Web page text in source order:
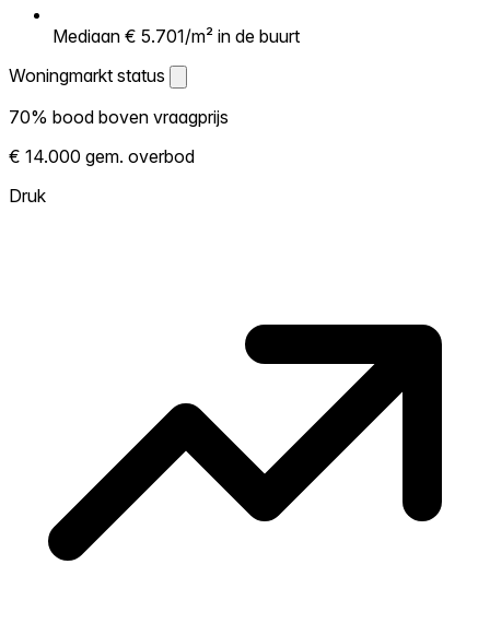
Mediaan € 5.701/m² in de buurt
Woningmarkt status
Woningmarkt status
Laat zien hoe competitief de markt hier is.
Hoe meer woningen boven vraagprijs
verkopen, hoe heter. Heet? Verwacht
70% bood boven vraagprijs
€ 14.000 gem. overbod
Druk